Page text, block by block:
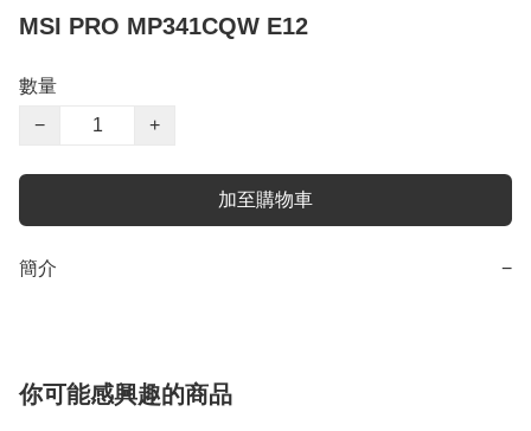
MSI PRO MP341CQW E12
數量
−
+
加至購物車
簡介 −
你可能感興趣的商品